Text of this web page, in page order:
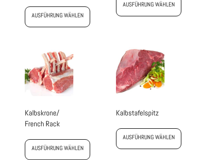
AUSFÜHRUNG WÄHLEN
AUSFÜHRUNG WÄHLEN
Kalbskrone/
French Rack
AUSFÜHRUNG WÄHLEN
Kalbstafelspitz
AUSFÜHRUNG WÄHLEN